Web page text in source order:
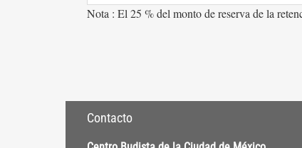
Nota : El 25 % del monto de reserva de la
Contacto